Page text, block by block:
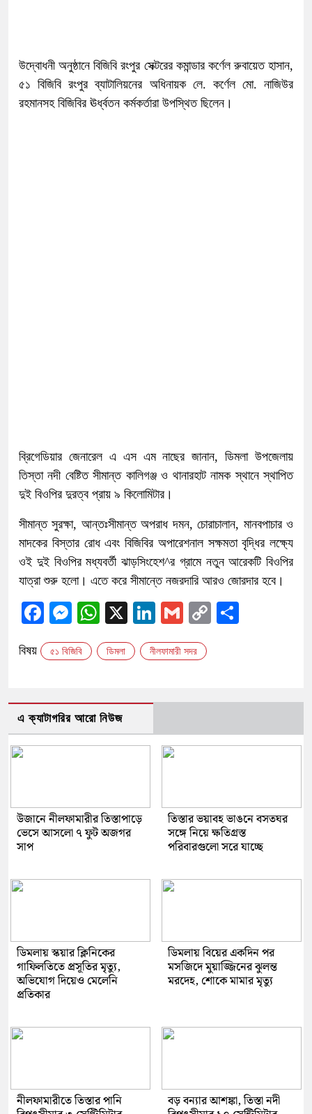
উদ্বোধনী অনুষ্ঠানে বিজিবি রংপুর সেক্টরের কমান্ডার কর্ণেল রুবায়েত হাসান,
৫১ বিজিবি রংপুর ব্যাটালিয়নের অধিনায়ক লে. কর্ণেল মো. নাজিউর
রহমানসহ বিজিবির ঊর্ধ্বতন কর্মকর্তারা উপস্থিত ছিলেন।
ব্রিগেডিয়ার জেনারেল এ এস এম নাছের জানান, ডিমলা উপজেলায়
তিস্তা নদী বেষ্টিত সীমান্ত কালিগঞ্জ ও থানারহাট নামক স্থানে স্থাপিত
দুই বিওপির দুরত্ব প্রায় ৯ কিলোমিটার।
সীমান্ত সুরক্ষা, আন্তঃসীমান্ত অপরাধ দমন, চোরাচালান, মানবপাচার ও
মাদকের বিস্তার রোধ এবং বিজিবির অপারেশনাল সক্ষমতা বৃদ্ধির লক্ষ্যে
ওই দুই বিওপির মধ্যবর্তী ঝাড়সিংহেশ^র গ্রামে নতুন আরেকটি বিওপির
যাত্রা শুরু হলো। এতে করে সীমান্তে নজরদারি আরও জোরদার হবে।
Facebook
Messenger
WhatsApp
X LinkedIn
GmailCopy
বিষয় ৫১ বিজিবি ডিমলা নীলফামারী সদর
এ ক্যাটাগরির আরো নিউজ
উজানে নীলফামারীর তিস্তাপাড়ে
ভেসে আসলো ৭ ফুট অজগর
সাপ
তিস্তার ভয়াবহ ভাঙনে বসতঘর
সঙ্গে নিয়ে ক্ষতিগ্রস্ত
পরিবারগুলো সরে যাচ্ছে
ডিমলায় স্কয়ার ক্লিনিকের
গাফিলতিতে প্রসূতির মৃত্যু,
অভিযোগ দিয়েও মেলেনি
প্রতিকার
ডিমলায় বিয়ের একদিন পর
মসজিদে মুয়াজ্জিনের ঝুলন্ত
মরদেহ, শোকে মামার মৃত্যু
নীলফামারীতে তিস্তার পানি
বড় বন্যার আশঙ্কা, তিস্তা নদী